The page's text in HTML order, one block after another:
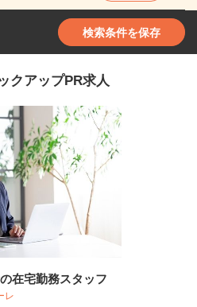
検索条件を保存
クアップPR求人
在宅勤務スタッフ
レ